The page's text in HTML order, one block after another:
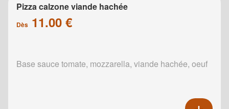
Pizza calzone viande hachée
Dès 11.00 €
Base sauce tomate, mozzarella, viande hachée, oeuf